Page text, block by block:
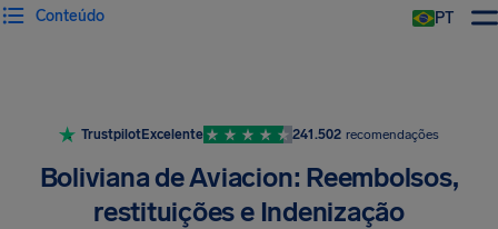
PT
Conteúdo
TrustpilotExcelente 241.502 recomendações
Boliviana de Aviacion: Reembolsos,
restituições e Indenização